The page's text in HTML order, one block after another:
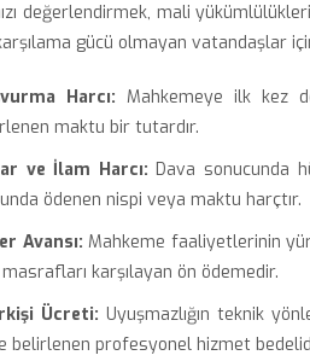
değerlendirmek, mali
gücü olmayan vatandaşlar
Harcı: Mahkemeye ilk kez
maktu bir tutardır.
ve İlam Harcı: Dava sonucunda
ödenen nispi veya maktu harçtır.
Avansı: Mahkeme faaliyetlerinin
karşılayan ön ödemedir.
Ücreti: Uyuşmazlığın teknik
belirlenen profesyonel hizmet